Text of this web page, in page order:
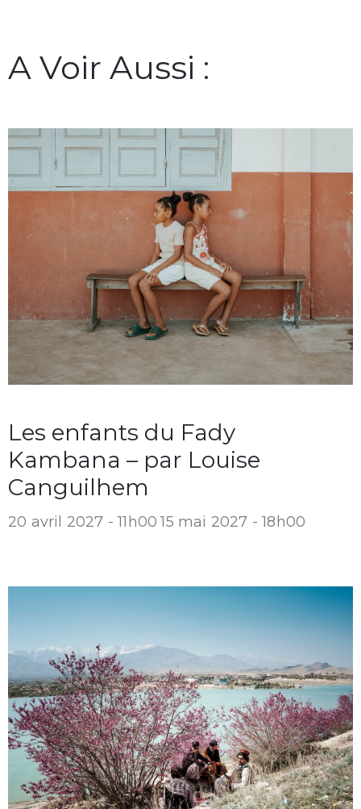
A Voir Aussi :
Les enfants du Fady
Kambana – par Louise
Canguilhem
20 avril 2027 - 11h00 15 mai 2027 - 18h00